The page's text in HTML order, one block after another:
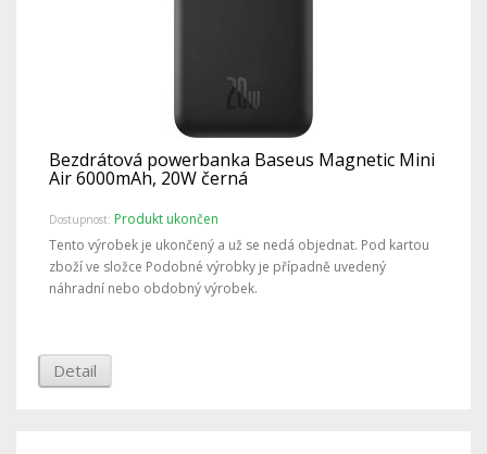
Bezdrátová powerbanka Baseus Magnetic Mini
Air 6000mAh, 20W černá
Dostupnost: Produkt ukončen
Tento výrobek je ukončený a už se nedá objednat. Pod kartou
zboží ve složce Podobné výrobky je případně uvedený
náhradní nebo obdobný výrobek.
Detail